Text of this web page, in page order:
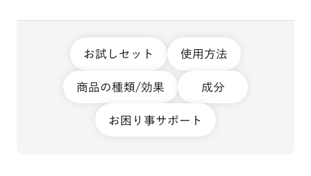
お試しセット 使用方法
商品の種類/効果 成分
お困り事サポート